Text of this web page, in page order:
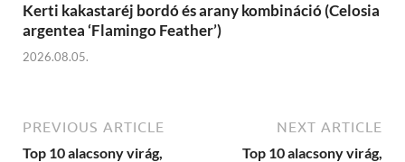
Kerti kakastaréj bordó és arany kombináció (Celosia
argentea ‘Flamingo Feather’)
2026.08.05.
PREVIOUS ARTICLE
Top 10 alacsony virág,
NEXT ARTICLE
Top 10 alacsony virág,